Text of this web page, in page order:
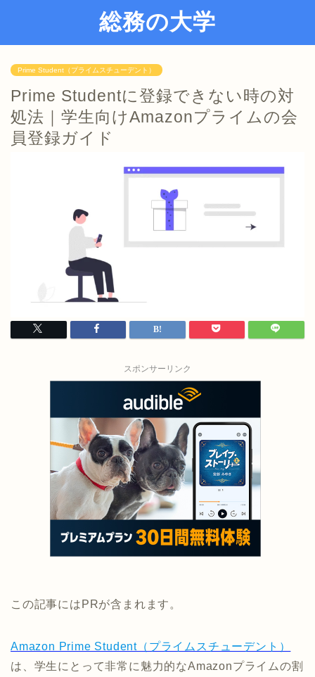
総務の大学
Prime Student（プライムスチューデント）
Prime Studentに登録できない時の対
処法｜学生向けAmazonプライムの会
員登録ガイド
スポンサーリンク
この記事にはPRが含まれます。
Amazon Prime Student（プライムスチューデント）
は、学生にとって非常に魅力的なAmazonプライムの割